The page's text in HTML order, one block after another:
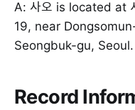
A: 사오 is located at
19, near
Seongbuk-gu, Seoul.
Record